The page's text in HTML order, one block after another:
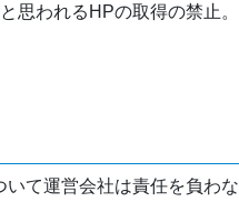
思われるHPの取得の禁止。
いて運営会社は責任を負わな